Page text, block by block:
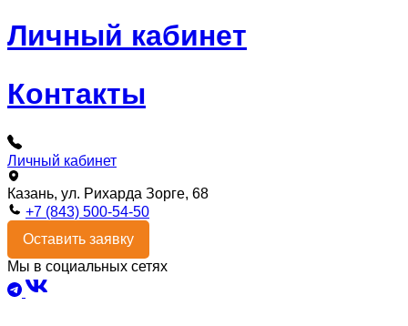
Личный кабинет
Контакты
Личный кабинет
Казань, ул. Рихарда Зорге, 68
+7 (843) 500-54-50
Оставить заявку
Мы в социальных сетях